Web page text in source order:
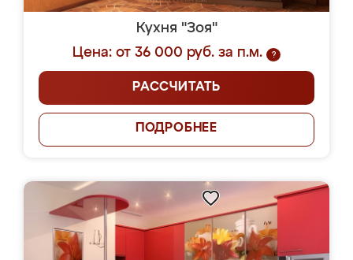
Кухня "Зоя"
Цена: от 36 000 руб. за п.м.
?
РАССЧИТАТЬ
ПОДРОБНЕЕ